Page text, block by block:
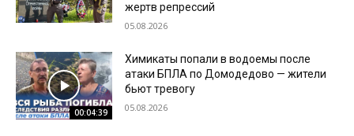
жертв репрессий
05.08.2026
00:04:39
Химикаты попали в водоемы после
атаки БПЛА по Домодедово — жители
бьют тревогу
05.08.2026